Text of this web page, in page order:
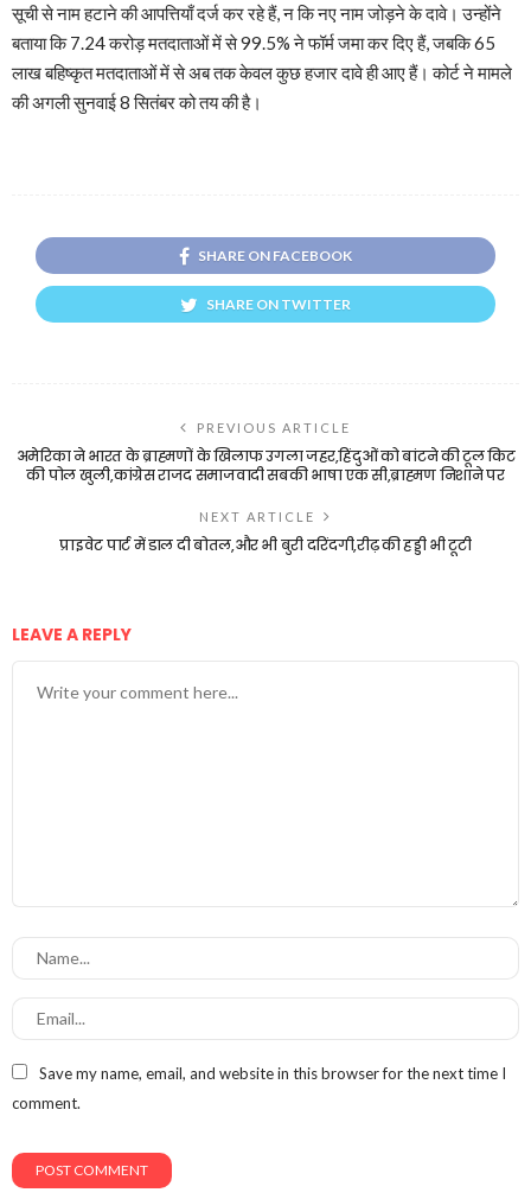
सूची से नाम हटाने की आपत्तियाँ दर्ज कर रहे हैं, न कि नए नाम जोड़ने के दावे। उन्होंने
बताया कि 7.24 करोड़ मतदाताओं में से 99.5% ने फॉर्म जमा कर दिए हैं, जबकि 65
लाख बहिष्कृत मतदाताओं में से अब तक केवल कुछ हजार दावे ही आए हैं। कोर्ट ने मामले
की अगली सुनवाई 8 सितंबर को तय की है।
SHARE ON FACEBOOK
SHARE ON TWITTER
PREVIOUS ARTICLE
अमेरिका ने भारत के ब्राह्मणों के खिलाफ उगला जहर,हिंदुओं को बांटने की टूल किट
की पोल खुली,कांग्रेस राजद समाजवादी सबकी भाषा एक सी,ब्राह्मण निशाने पर
NEXT ARTICLE
प्राइवेट पार्ट में डाल दी बोतल,और भी बुरी दरिंदगी,रीढ़ की हड्डी भी टूटी
LEAVE A REPLY
Save my name, email, and website in this browser for the next time I
comment.